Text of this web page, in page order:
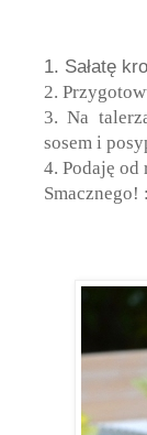
1. Sałatę
2.
3. Na
sosem i
4. Podaję
Smacznego!